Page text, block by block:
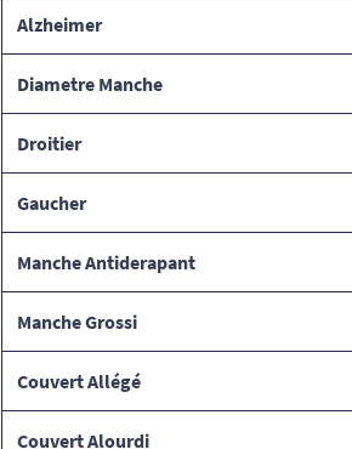
Alzheimer
Diametre Manche
Droitier
Gaucher
Manche Antiderapant
Manche Grossi
Couvert Allégé
Couvert Alourdi